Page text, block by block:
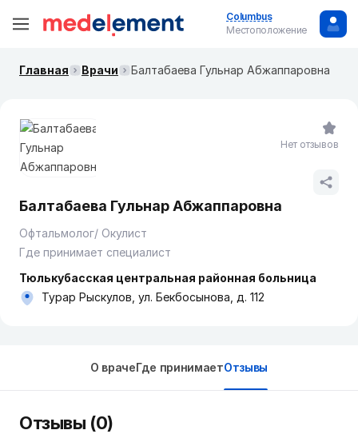
Columbus
Местоположение
Главная Врачи Балтабаева Гульнар Абжаппаровна
Балтабаева Гульнар Абжаппаровна
Офтальмолог/ Окулист
Где принимает специалист
Тюлькубасская центральная районная больница
Турар Рыскулов, ул. Бекбосынова, д. 112
Нет отзывов
О врачеГде принимаетОтзывы
Отзывы (0)